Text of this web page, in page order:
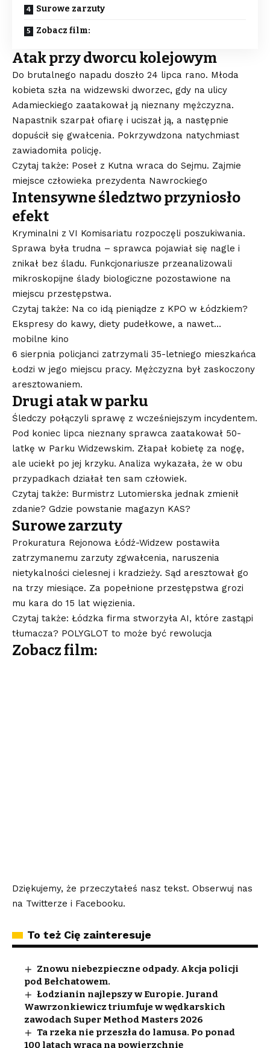
Surowe zarzuty
Zobacz film:
Atak przy dworcu kolejowym
Do brutalnego napadu doszło 24 lipca rano. Młoda
kobieta szła na widzewski dworzec, gdy na ulicy
Adamieckiego zaatakował ją nieznany mężczyzna.
Napastnik szarpał ofiarę i uciszał ją, a następnie
dopuścił się gwałcenia. Pokrzywdzona natychmiast
zawiadomiła policję.
Czytaj także: Poseł z Kutna wraca do Sejmu. Zajmie
miejsce człowieka prezydenta Nawrockiego
Intensywne śledztwo przyniosło
efekt
Kryminalni z VI Komisariatu rozpoczęli poszukiwania.
Sprawa była trudna – sprawca pojawiał się nagle i
znikał bez śladu. Funkcjonariusze przeanalizowali
mikroskopijne ślady biologiczne pozostawione na
miejscu przestępstwa.
Czytaj także: Na co idą pieniądze z KPO w Łódzkiem?
Ekspresy do kawy, diety pudełkowe, a nawet…
mobilne kino
6 sierpnia policjanci zatrzymali 35-letniego mieszkańca
Łodzi w jego miejscu pracy. Mężczyzna był zaskoczony
aresztowaniem.
Drugi atak w parku
Śledczy połączyli sprawę z wcześniejszym incydentem.
Pod koniec lipca nieznany sprawca zaatakował 50-
latkę w Parku Widzewskim. Złapał kobietę za nogę,
ale uciekł po jej krzyku. Analiza wykazała, że w obu
przypadkach działał ten sam człowiek.
Czytaj także: Burmistrz Lutomierska jednak zmienił
zdanie? Gdzie powstanie magazyn KAS?
Surowe zarzuty
Prokuratura Rejonowa Łódź-Widzew postawiła
zatrzymanemu zarzuty zgwałcenia, naruszenia
nietykalności cielesnej i kradzieży. Sąd aresztował go
na trzy miesiące. Za popełnione przestępstwa grozi
mu kara do 15 lat więzienia.
Czytaj także: Łódzka firma stworzyła AI, które zastąpi
tłumacza? POLYGLOT to może być rewolucja
Zobacz film:
Dziękujemy, że przeczytałeś nasz tekst. Obserwuj nas
na Twitterze i Facebooku.
To też Cię zainteresuje
Znowu niebezpieczne odpady. Akcja policji
pod Bełchatowem.
Łodzianin najlepszy w Europie. Jurand
Wawrzonkiewicz triumfuje w wędkarskich
zawodach Super Method Masters 2026
Ta rzeka nie przeszła do lamusa. Po ponad
100 latach wraca na powierzchnię